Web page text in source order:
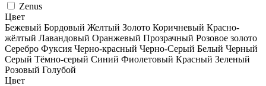
Zenus
Цвет
Бежевый Бордовый Желтый Золото Коричневый Красно-
жёлтый Лавандовый Оранжевый Прозрачный Розовое золото
Серебро Фуксия Черно-красный Черно-Серый Белый Черный
Серый Тёмно-серый Синий Фиолетовый Красный Зеленый
Розовый Голубой
Цвет